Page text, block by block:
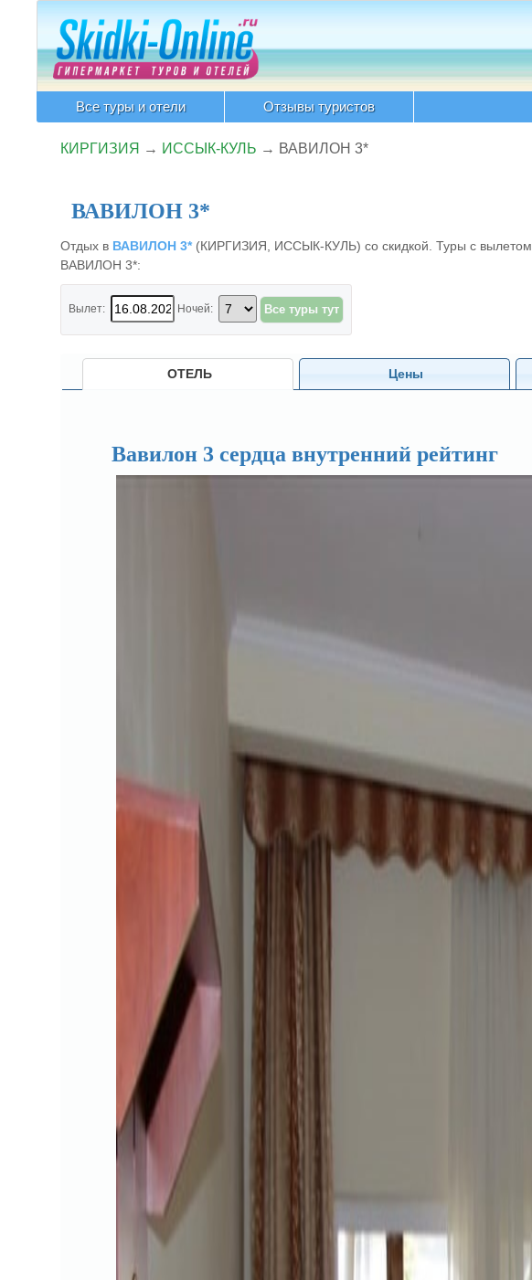
Все туры и отели Отзывы туристов
КИРГИЗИЯ → ИССЫК-КУЛЬ → ВАВИЛОН 3*
ВАВИЛОН 3*
Отдых в ВАВИЛОН 3*(КИРГИЗИЯ, ИССЫК-КУЛЬ) со скидкой. Туры с вылетом
ВАВИЛОН 3*:
Вылет: Ночей:
ОТЕЛЬ Цены
Вавилон 3 сердца внутренний рейтинг